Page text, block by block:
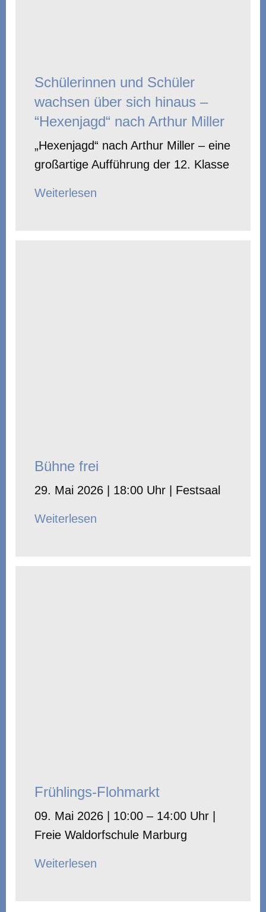
Schülerinnen und Schüler
wachsen über sich hinaus –
“Hexenjagd“ nach Arthur Miller
„Hexenjagd“ nach Arthur Miller – eine
großartige Aufführung der 12. Klasse
Weiterlesen
Bühne frei
29. Mai 2026 | 18:00 Uhr | Festsaal
Weiterlesen
Frühlings-Flohmarkt
09. Mai 2026 | 10:00 – 14:00 Uhr |
Freie Waldorfschule Marburg
Weiterlesen